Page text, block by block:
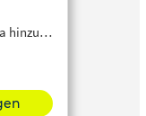
hinzu…